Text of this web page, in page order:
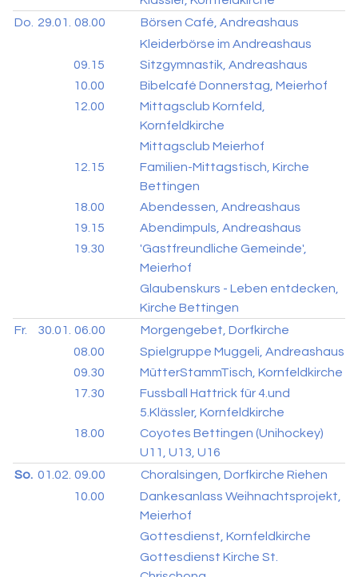
Do.
29.01. 08.00
Börsen Café, Andreashaus
Kleiderbörse im Andreashaus
09.15
Sitzgymnastik, Andreashaus
10.00
Bibelcafé Donnerstag, Meierhof
12.00
Mittagsclub Kornfeld,
Kornfeldkirche
Mittagsclub Meierhof
12.15
Familien-Mittagstisch, Kirche
Bettingen
18.00
Abendessen, Andreashaus
19.15
Abendimpuls, Andreashaus
19.30
'Gastfreundliche Gemeinde',
Meierhof
Glaubenskurs - Leben entdecken,
Kirche Bettingen
Fr.
30.01. 06.00
Morgengebet, Dorfkirche
08.00
Spielgruppe Muggeli, Andreashaus
09.30
MütterStammTisch, Kornfeldkirche
17.30
Fussball Hattrick für 4.und
5.Klässler, Kornfeldkirche
18.00
Coyotes Bettingen (Unihockey)
U11, U13, U16
So. 01.02. 09.00
Choralsingen, Dorfkirche Riehen
10.00
Dankesanlass Weihnachtsprojekt,
Meierhof
Gottesdienst, Kornfeldkirche
Gottesdienst Kirche St.